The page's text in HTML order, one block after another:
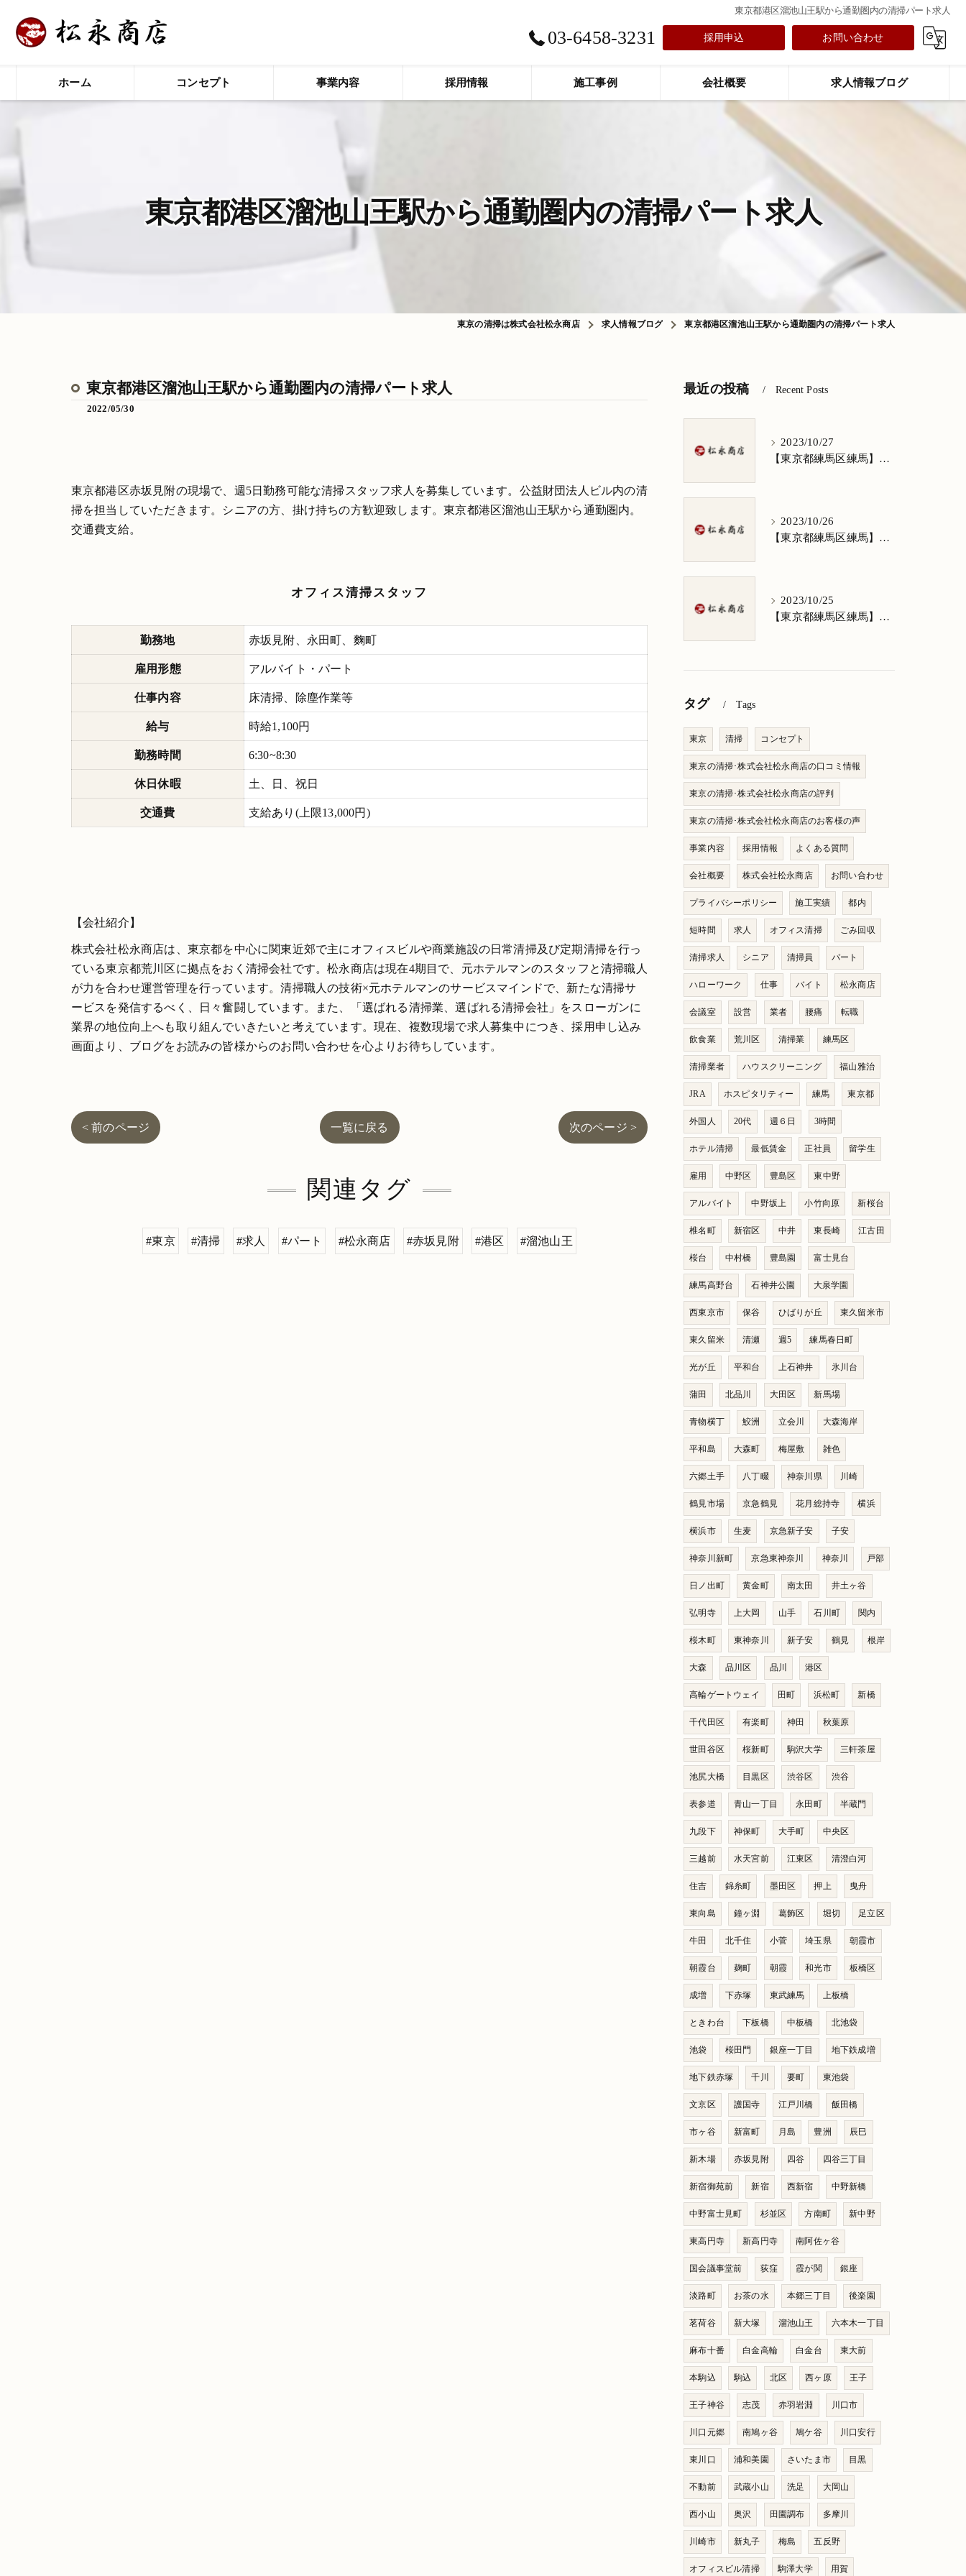
東京都港区溜池山王駅から通勤圏内の清掃パート求人
03-6458-3231 採用申込 お問い合わせ
ホーム コンセプト 事業内容 採用情報 施工事例 会社概要 求人情報ブログ
東京都港区溜池山王駅から通勤圏内の清掃パート求人
東京の清掃は株式会社松永商店 求人情報ブログ 東京都港区溜池山王駅から通勤圏内の清掃パート求人
東京都港区溜池山王駅から通勤圏内の清掃パート求人
2022/05/30
東京都港区赤坂見附の現場で、週5日勤務可能な清掃スタッフ求人を募集しています。公益財団法人ビル内の清
掃を担当していただきます。シニアの方、掛け持ちの方歓迎致します。東京都港区溜池山王駅から通勤圏内。
交通費支給。
オフィス清掃スタッフ
勤務地 赤坂見附、永田町、麴町
雇用形態 アルバイト・パート
仕事内容 床清掃、除塵作業等
給与 時給1,100円
勤務時間 6:30~8:30
休日休暇 土、日、祝日
交通費 支給あり(上限13,000円)
【会社紹介】
株式会社松永商店は、東京都を中心に関東近郊で主にオフィスビルや商業施設の日常清掃及び定期清掃を行っ
ている東京都荒川区に拠点をおく清掃会社です。松永商店は現在4期目で、元ホテルマンのスタッフと清掃職人
が力を合わせ運営管理を行っています。清掃職人の技術×元ホテルマンのサービスマインドで、新たな清掃サ
ービスを発信するべく、日々奮闘しています。また、「選ばれる清掃業、選ばれる清掃会社」をスローガンに
業界の地位向上へも取り組んでいきたいと考えています。現在、複数現場で求人募集中につき、採用申し込み
画面より、ブログをお読みの皆様からのお問い合わせを心よりお待ちしています。
< 前のページ 一覧に戻る 次のページ >
関連タグ
#東京 #清掃 #求人 #パート #松永商店 #赤坂見附 #港区 #溜池山王
最近の投稿 Recent Posts
2023/10/27
【東京都練馬区練馬】清掃求人★1日3h/週5日/祝日お休み★谷原在住の方歓迎
2023/10/26
【東京都練馬区練馬】清掃求人★1日3h/週5日/祝日お休み★南田中在住の方歓迎
2023/10/25
【東京都練馬区練馬】清掃求人★1日3h/週5日/祝日お休み★南大泉在住の方歓迎
タグ Tags
東京 清掃 コンセプト
東京の清掃･株式会社松永商店の口コミ情報
東京の清掃･株式会社松永商店の評判
東京の清掃･株式会社松永商店のお客様の声
事業内容 採用情報 よくある質問
会社概要 株式会社松永商店 お問い合わせ
プライバシーポリシー 施工実績 都内
短時間 求人 オフィス清掃 ごみ回収
清掃求人 シニア 清掃員 パート
ハローワーク 仕事 バイト 松永商店
会議室 設営 業者 腰痛 転職
飲食業 荒川区 清掃業 練馬区
清掃業者 ハウスクリーニング 福山雅治
JRA ホスピタリティー 練馬 東京都
外国人 20代 週６日 3時間
ホテル清掃 最低賃金 正社員 留学生
雇用 中野区 豊島区 東中野
アルバイト 中野坂上 小竹向原 新桜台
椎名町 新宿区 中井 東長崎 江古田
桜台 中村橋 豊島園 富士見台
練馬高野台 石神井公園 大泉学園
西東京市 保谷 ひばりが丘 東久留米市
東久留米 清瀬 週5 練馬春日町
光が丘 平和台 上石神井 氷川台
蒲田 北品川 大田区 新馬場
青物横丁 鮫洲 立会川 大森海岸
平和島 大森町 梅屋敷 雑色
六郷土手 八丁畷 神奈川県 川崎
鶴見市場 京急鶴見 花月総持寺 横浜
横浜市 生麦 京急新子安 子安
神奈川新町 京急東神奈川 神奈川 戸部
日ノ出町 黄金町 南太田 井土ヶ谷
弘明寺 上大岡 山手 石川町 関内
桜木町 東神奈川 新子安 鶴見 根岸
大森 品川区 品川 港区
高輪ゲートウェイ 田町 浜松町 新橋
千代田区 有楽町 神田 秋葉原
世田谷区 桜新町 駒沢大学 三軒茶屋
池尻大橋 目黒区 渋谷区 渋谷
表参道 青山一丁目 永田町 半蔵門
九段下 神保町 大手町 中央区
三越前 水天宮前 江東区 清澄白河
住吉 錦糸町 墨田区 押上 曳舟
東向島 鐘ヶ淵 葛飾区 堀切 足立区
牛田 北千住 小菅 埼玉県 朝霞市
朝霞台 麹町 朝霞 和光市 板橋区
成増 下赤塚 東武練馬 上板橋
ときわ台 下板橋 中板橋 北池袋
池袋 桜田門 銀座一丁目 地下鉄成増
地下鉄赤塚 千川 要町 東池袋
文京区 護国寺 江戸川橋 飯田橋
市ヶ谷 新富町 月島 豊洲 辰巳
新木場 赤坂見附 四谷 四谷三丁目
新宿御苑前 新宿 西新宿 中野新橋
中野富士見町 杉並区 方南町 新中野
東高円寺 新高円寺 南阿佐ヶ谷
国会議事堂前 荻窪 霞が関 銀座
淡路町 お茶の水 本郷三丁目 後楽園
茗荷谷 新大塚 溜池山王 六本木一丁目
麻布十番 白金高輪 白金台 東大前
本駒込 駒込 北区 西ヶ原 王子
王子神谷 志茂 赤羽岩淵 川口市
川口元郷 南鳩ヶ谷 鳩ケ谷 川口安行
東川口 浦和美園 さいたま市 目黒
不動前 武蔵小山 洗足 大岡山
西小山 奥沢 田園調布 多摩川
川崎市 新丸子 梅島 五反野
オフィスビル清掃 駒澤大学 用賀